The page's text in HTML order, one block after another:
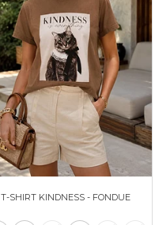
T-SHIRT KINDNESS - FONDUE